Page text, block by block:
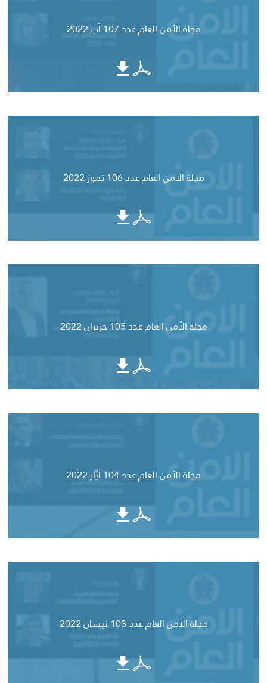
مجلة الأمن العام عدد 107 آب 2022
مجلة الأمن العام عدد 106 تموز 2022
مجلة الأمن العام عدد 105 حزيران 2022
مجلة الأمن العام عدد 104 أيّار 2022
مجلة الأمن العام عدد 103 نيسان 2022